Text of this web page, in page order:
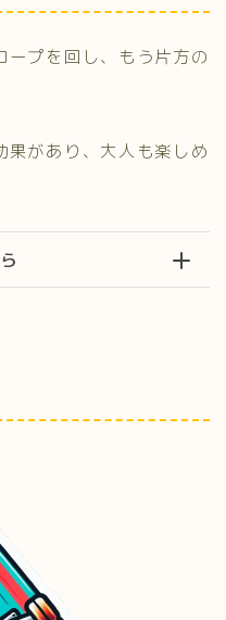
プを回し、もう片方の
があり、大人も楽しめ